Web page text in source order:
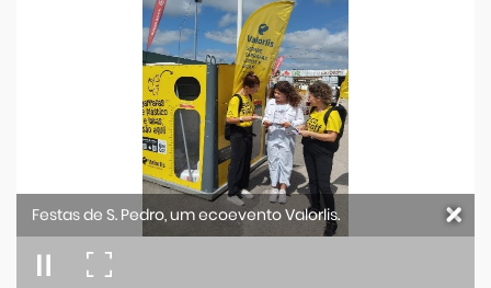
Festas de S. Pedro, um ecoevento Valorlis.